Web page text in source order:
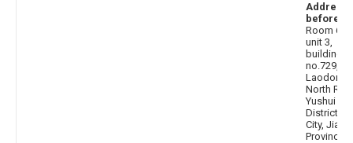
Address
before
Room
unit 3,
building 6,
no.729,
Laodong
North
Yushui
District,
City,
Province